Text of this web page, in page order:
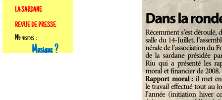
LA SARDANE
REVUE DE PRESSE
Nb visites :
Musique ?